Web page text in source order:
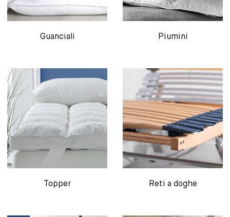
Guanciali Piumini
Topper Reti a doghe